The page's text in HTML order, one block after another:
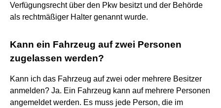
Verfügungsrecht über den Pkw besitzt und der Behörde
als rechtmäßiger Halter genannt wurde.
Kann ein Fahrzeug auf zwei Personen
zugelassen werden?
Kann ich das Fahrzeug auf zwei oder mehrere Besitzer
anmelden? Ja. Ein Fahrzeug kann auf mehrere Personen
angemeldet werden. Es muss jede Person, die im